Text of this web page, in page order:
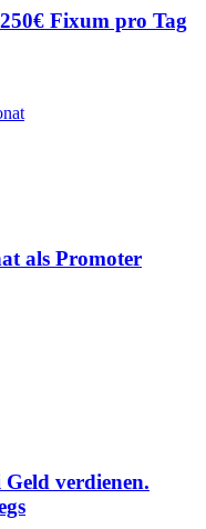
Fixum pro Tag
als Promoter
verdienen.